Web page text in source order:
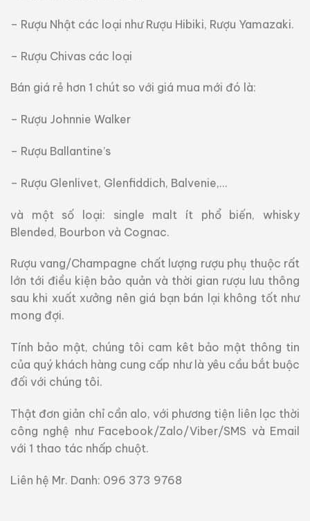
– Rượu Nhật các loại như Rượu Hibiki, Rượu Yamazaki.
– Rượu Chivas các loại
Bán giá rẻ hơn 1 chút so với giá mua mới đó là:
– Rượu Johnnie Walker
– Rượu Ballantine’s
– Rượu Glenlivet, Glenfiddich, Balvenie,…
và một số loại: single malt ít phổ biến, whisky
Blended, Bourbon và Cognac.
Rượu vang/Champagne chất lượng rượu phụ thuộc rất
lớn tới điều kiện bảo quản và thời gian rượu lưu thông
sau khi xuất xưởng nên giá bạn bán lại không tốt như
mong đợi.
Tính bảo mật, chúng tôi cam kêt bảo mật thông tin
của quý khách hàng cung cấp như là yêu cầu bắt buộc
đối với chúng tôi.
Thật đơn giản chỉ cần alo, với phương tiện liên lạc thời
công nghệ như Facebook/Zalo/Viber/SMS và Email
với 1 thao tác nhấp chuột.
Liên hệ Mr. Danh: 096 373 9768